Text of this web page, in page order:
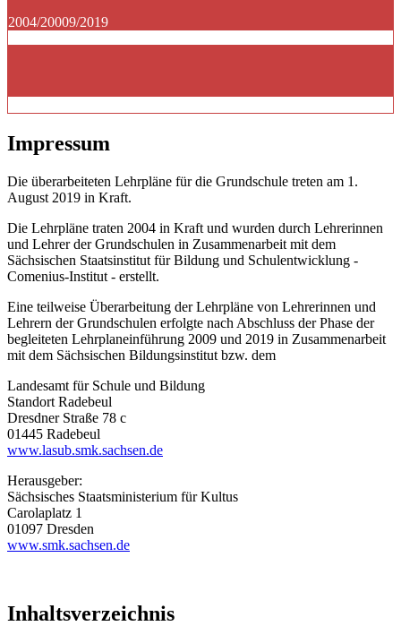
2004/20009/2019
Impressum
Die überarbeiteten Lehrpläne für die Grundschule treten am 1.
August 2019 in Kraft.
Die Lehrpläne traten 2004 in Kraft und wurden durch Lehrerinnen
und Lehrer der Grundschulen in Zusammenarbeit mit dem
Sächsischen Staatsinstitut für Bildung und Schulentwicklung -
Comenius-Institut - erstellt.
Eine teilweise Überarbeitung der Lehrpläne von Lehrerinnen und
Lehrern der Grundschulen erfolgte nach Abschluss der Phase der
begleiteten Lehrplaneinführung 2009 und 2019 in Zusammenarbeit
mit dem Sächsischen Bildungsinstitut bzw. dem
Landesamt für Schule und Bildung
Standort Radebeul
Dresdner Straße 78 c
01445 Radebeul
www.lasub.smk.sachsen.de
Herausgeber:
Sächsisches Staatsministerium für Kultus
Carolaplatz 1
01097 Dresden
www.smk.sachsen.de
Inhaltsverzeichnis